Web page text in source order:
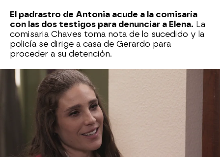
El padrastro de Antonia acude a la comisaría
con las dos testigos para denunciar a Elena. La
comisaria Chaves toma nota de lo sucedido y la
policía se dirige a casa de Gerardo para
proceder a su detención.
Elena se muestra ausente y parece haber
perdido el juicio, pues
que debe quedarse en casa para preparar la
cena a su marido cuando regrese del hospital.
Sin embargo, al final no le queda más remedio
que acompañarlos a comisaría para ser
interrogada.